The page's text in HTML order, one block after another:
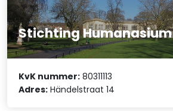
Stichting Humanasium
KvK nummer: 80311113
Adres: Händelstraat 14